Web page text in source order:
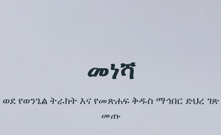
መነሻ
ወደ የወንጌል ትራክት እና የመጽሐፍ ቅዱስ ማኅበር ድህረ ገጽ
መጡ